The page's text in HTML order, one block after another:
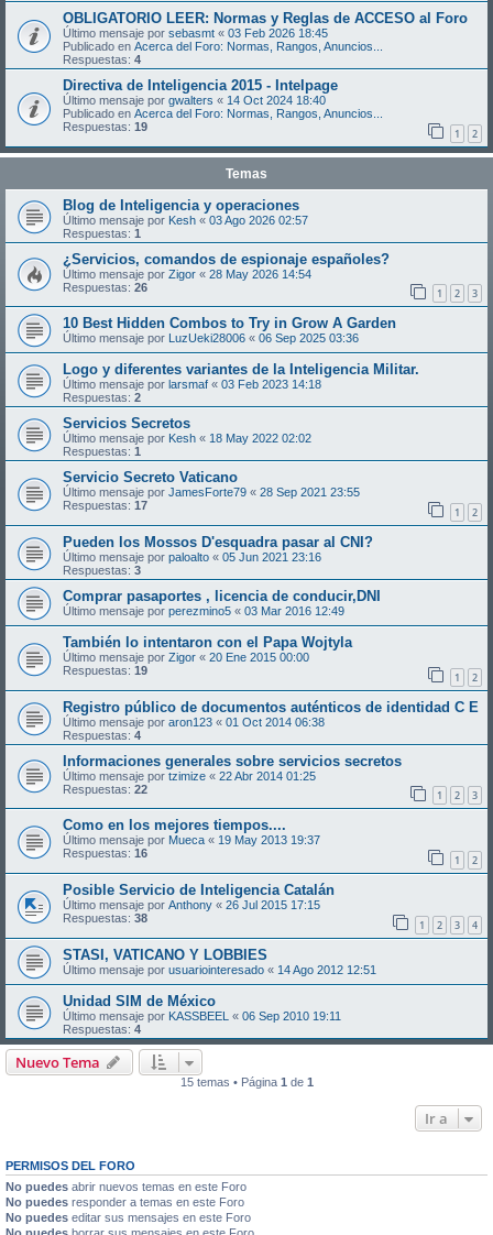
OBLIGATORIO LEER: Normas y Reglas de ACCESO al Foro
Último mensaje por sebasmt « 03 Feb 2026 18:45
Publicado en Acerca del Foro: Normas, Rangos, Anuncios...
Respuestas: 4
Directiva de Inteligencia 2015 - Intelpage
Último mensaje por gwalters « 14 Oct 2024 18:40
Publicado en Acerca del Foro: Normas, Rangos, Anuncios...
Respuestas: 19 1 2
Temas
Blog de Inteligencia y operaciones
Último mensaje por Kesh « 03 Ago 2026 02:57
Respuestas: 1
¿Servicios, comandos de espionaje españoles?
Último mensaje por Zigor « 28 May 2026 14:54
Respuestas: 26 1 2 3
10 Best Hidden Combos to Try in Grow A Garden
Último mensaje por LuzUeki28006 « 06 Sep 2025 03:36
Logo y diferentes variantes de la Inteligencia Militar.
Último mensaje por larsmaf « 03 Feb 2023 14:18
Respuestas: 2
Servicios Secretos
Último mensaje por Kesh « 18 May 2022 02:02
Respuestas: 1
Servicio Secreto Vaticano
Último mensaje por JamesForte79 « 28 Sep 2021 23:55
Respuestas: 17 1 2
Pueden los Mossos D'esquadra pasar al CNI?
Último mensaje por paloalto « 05 Jun 2021 23:16
Respuestas: 3
Comprar pasaportes , licencia de conducir,DNI
Último mensaje por perezmino5 « 03 Mar 2016 12:49
También lo intentaron con el Papa Wojtyla
Último mensaje por Zigor « 20 Ene 2015 00:00
Respuestas: 19 1 2
Registro público de documentos auténticos de identidad C E
Último mensaje por aron123 « 01 Oct 2014 06:38
Respuestas: 4
Informaciones generales sobre servicios secretos
Último mensaje por tzimize « 22 Abr 2014 01:25
Respuestas: 22 1 2 3
Como en los mejores tiempos....
Último mensaje por Mueca « 19 May 2013 19:37
Respuestas: 16 1 2
Posible Servicio de Inteligencia Catalán
Último mensaje por Anthony « 26 Jul 2015 17:15
Respuestas: 38 1 2 3 4
STASI, VATICANO Y LOBBIES
Último mensaje por usuariointeresado « 14 Ago 2012 12:51
Unidad SIM de México
Último mensaje por KASSBEEL « 06 Sep 2010 19:11
Respuestas: 4
Nuevo Tema
15 temas • Página 1 de 1
Ir a
PERMISOS DEL FORO
No puedes abrir nuevos temas en este Foro
No puedes responder a temas en este Foro
No puedes editar sus mensajes en este Foro